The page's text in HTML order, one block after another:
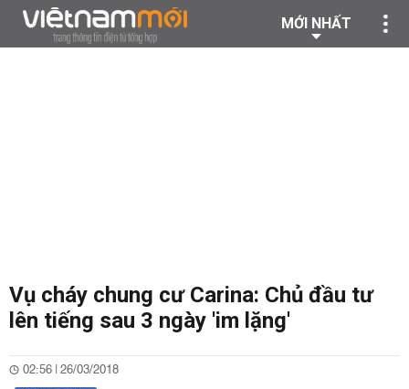
MỚI NHẤT
Vụ cháy chung cư Carina: Chủ đầu tư
lên tiếng sau 3 ngày 'im lặng'
02:56 | 26/03/2018